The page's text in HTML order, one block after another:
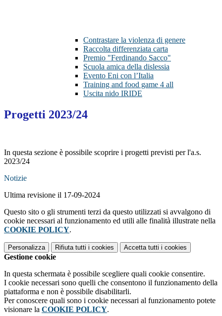
Contrastare la violenza di genere
Raccolta differenziata carta
Premio "Ferdinando Sacco"
Scuola amica della dislessia
Evento Eni con l’Italia
Training and food game 4 all
Uscita nido IRIDE
Progetti 2023/24
In questa sezione è possibile scoprire i progetti previsti per l'a.s.
2023/24
Notizie
Ultima revisione il 17-09-2024
Questo sito o gli strumenti terzi da questo utilizzati si avvalgono di
cookie necessari al funzionamento ed utili alle finalità illustrate nella
COOKIE POLICY.
Personalizza Rifiuta tutti i cookies Accetta tutti i cookies
Gestione cookie
In questa schermata è possibile scegliere quali cookie consentire.
I cookie necessari sono quelli che consentono il funzionamento della
piattaforma e non è possibile disabilitarli.
Per conoscere quali sono i cookie necessari al funzionamento potete
visionare la COOKIE POLICY.